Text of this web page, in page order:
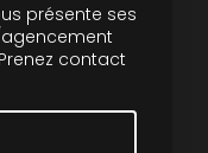
présente ses
contact